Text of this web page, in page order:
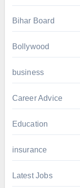
Bihar Board
Bollywood
business
Career Advice
Education
insurance
Latest Jobs